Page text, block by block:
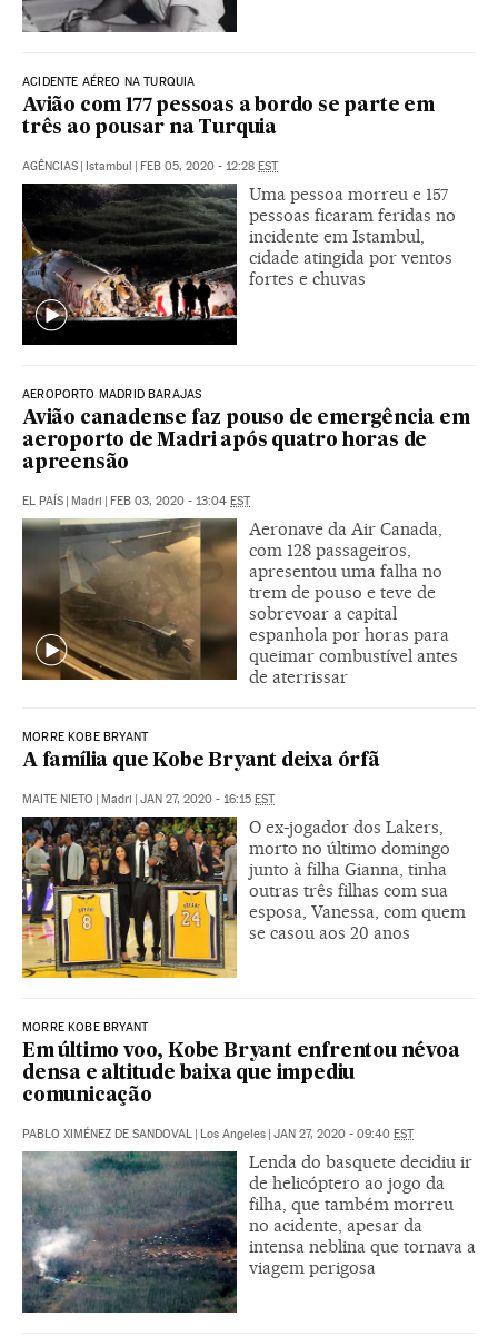
ACIDENTE AÉREO NA TURQUIA
Avião com 177 pessoas a bordo se parte em
três ao pousar na Turquia
AGÊNCIAS | Istambul | FEB 05, 2020 - 12:28 EST
Uma pessoa morreu e 157
pessoas ficaram feridas no
incidente em Istambul,
cidade atingida por ventos
fortes e chuvas
AEROPORTO MADRID BARAJAS
Avião canadense faz pouso de emergência em
aeroporto de Madri após quatro horas de
apreensão
EL PAÍS | Madri | FEB 03, 2020 - 13:04 EST
Aeronave da Air Canada,
com 128 passageiros,
apresentou uma falha no
trem de pouso e teve de
sobrevoar a capital
espanhola por horas para
queimar combustível antes
de aterrissar
MORRE KOBE BRYANT
A família que Kobe Bryant deixa órfã
MAITE NIETO | Madri | JAN 27, 2020 - 16:15 EST
O ex-jogador dos Lakers,
morto no último domingo
junto à filha Gianna, tinha
outras três filhas com sua
esposa, Vanessa, com quem
se casou aos 20 anos
MORRE KOBE BRYANT
Em último voo, Kobe Bryant enfrentou névoa
densa e altitude baixa que impediu
comunicação
PABLO XIMÉNEZ DE SANDOVAL | Los Angeles | JAN 27, 2020 - 09:40 EST
Lenda do basquete decidiu ir
de helicóptero ao jogo da
filha, que também morreu
no acidente, apesar da
intensa neblina que tornava a
viagem perigosa